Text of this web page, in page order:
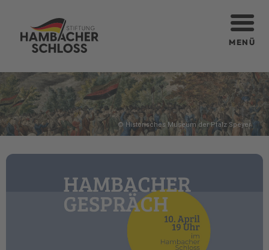
© Historisches Museum der Pfalz Speyer
MENÜ